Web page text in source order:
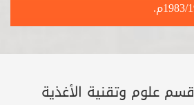
علوم وتقنية الأغذية